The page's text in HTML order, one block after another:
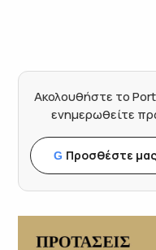
Ακολουθήστε το
ενημερωθείτε
G Προσθέστε